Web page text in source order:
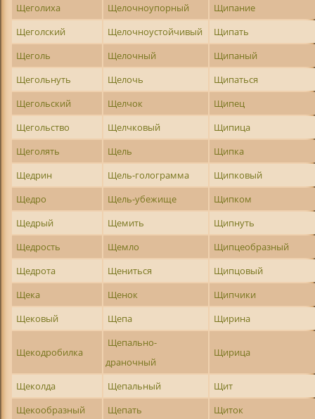
Щеголиха
Щелочноупорный
Щипание
Щеголский
Щелочноустойчивый
Щипать
Щеголь
Щелочный
Щипаный
Щегольнуть
Щелочь
Щипаться
Щегольский
Щелчок
Щипец
Щегольство
Щелчковый
Щипица
Щеголять
Щель
Щипка
Щедрин
Щель-голограмма
Щипковый
Щедро
Щель-убежище
Щипком
Щедрый
Щемить
Щипнуть
Щедрость
Щемло
Щипцеобразный
Щедрота
Щениться
Щипцовый
Щека
Щенок
Щипчики
Щековый
Щепа Щирина
Щекодробилка
Щепально-
драночный
Щирица
Щеколда Щепальный
Щит
Щекообразный
Щепать
Щиток